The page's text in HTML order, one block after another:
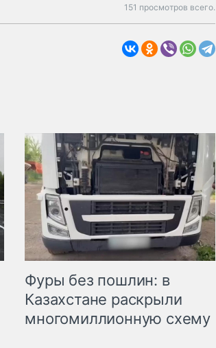
151 просмотров всего.
Фуры без пошлин: в
Казахстане раскрыли
многомиллионную схему